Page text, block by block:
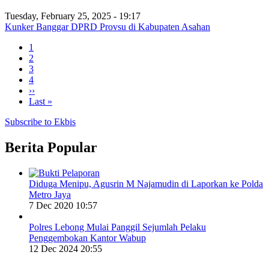
Tuesday, February 25, 2025 - 19:17
Kunker Banggar DPRD Provsu di Kabupaten Asahan
Pagination
Current
page
1
Page
2
Page
3
Page
4
Next
page
››
Last
Last »
Subscribe to Ekbis
Berita Popular
Diduga Menipu, Agusrin M Najamudin di Laporkan ke Polda
Metro Jaya
7 Dec 2020 10:57
Polres Lebong Mulai Panggil Sejumlah Pelaku
Penggembokan Kantor Wabup
12 Dec 2024 20:55